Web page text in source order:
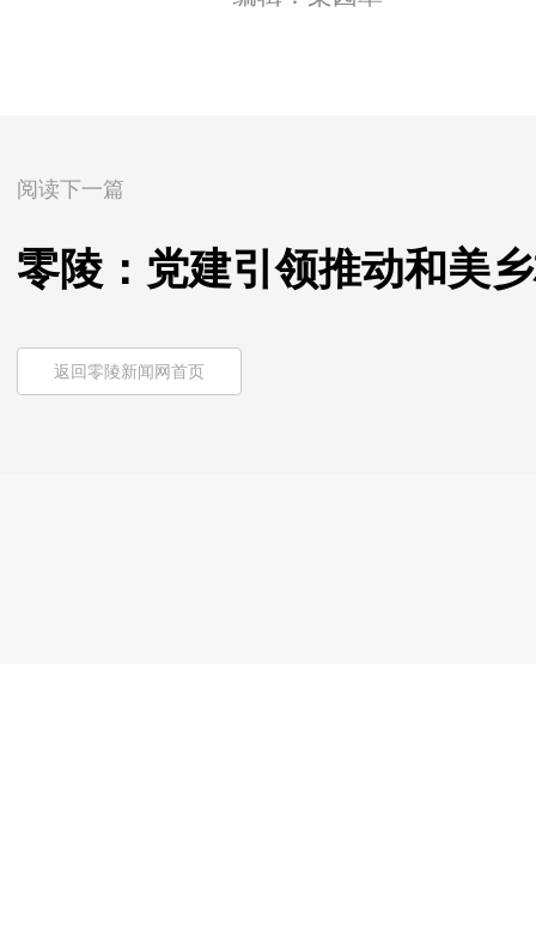
阅读下一篇
零陵：党建引领推动和美
返回零陵新闻网首页